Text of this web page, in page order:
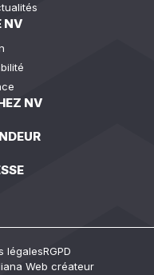
NV
NV
légalesRGPD
Web créateur